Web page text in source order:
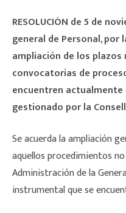
RESOLUCIÓN de 5 de
general de Personal, por
ampliación de los
convocatorias de
encuentren
gestionado por la
Se acuerda la ampliación
aquellos procedimientos
Administración de la
instrumental que se